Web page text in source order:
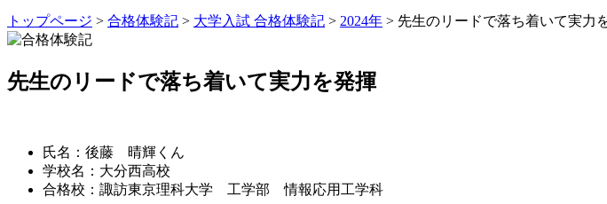
トップページ > 合格体験記 > 大学入試 合格体験記 > 2024年 > 先生のリードで落ち着いて実力
先生のリードで落ち着いて実力を発揮
氏名： 後藤 晴輝くん
学校名： 大分西高校
合格校： 諏訪東京理科大学 工学部 情報応用工学科